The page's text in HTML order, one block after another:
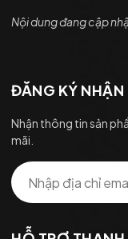
Nội dung đang cập
ĐĂNG KÝ
Nhận thông tin sản
mãi.